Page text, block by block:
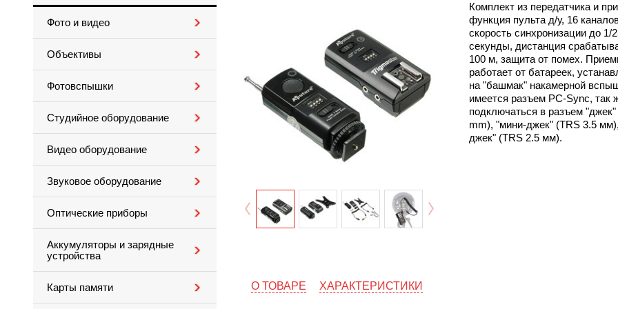
Фото и видео
Объективы
Фотовспышки
Студийное оборудование
Видео оборудование
Звуковое оборудование
Оптические приборы
Аккумуляторы и зарядные
устройства
Карты памяти
Комплект из передатчика и
функция пульта д/у, 16
скорость синхронизации до 1/
секунды, дистанция
100 м, защита от помех.
работает от батареек,
на "башмак" накамерной
имеется разъем PC-Sync, так
подключаться в разъем
mm), "мини-джек" (TRS 3.5
джек" (TRS 2.5 мм).
О ТОВАРЕ ХАРАКТЕРИСТИКИ